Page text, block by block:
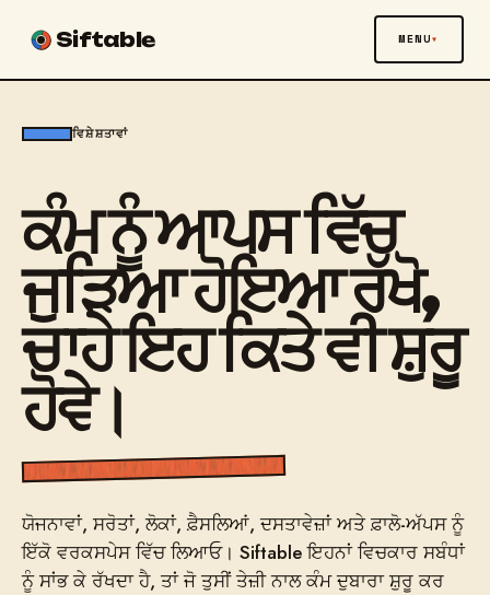
Siftable MENU
ਵਿਸ਼ੇਸ਼ਤਾਵਾਂ
ਕੰਮ ਨੂੰ ਆਪਸ ਵਿੱਚ
ਜੁੜਿਆ ਹੋਇਆ ਰੱਖੋ,
ਚਾਹੇ ਇਹ ਕਿਤੇ ਵੀ ਸ਼ੁਰੂ
ਹੋਵੇ।
ਯੋਜਨਾਵਾਂ, ਸਰੋਤਾਂ, ਲੋਕਾਂ, ਫ਼ੈਸਲਿਆਂ, ਦਸਤਾਵੇਜ਼ਾਂ ਅਤੇ ਫ਼ਾਲੋ-ਅੱਪਸ ਨੂੰ
ਇੱਕੋ ਵਰਕਸਪੇਸ ਵਿੱਚ ਲਿਆਓ। Siftable ਇਹਨਾਂ ਵਿਚਕਾਰ ਸਬੰਧਾਂ
ਨੂੰ ਸਾਂਭ ਕੇ ਰੱਖਦਾ ਹੈ, ਤਾਂ ਜੋ ਤੁਸੀਂ ਤੇਜ਼ੀ ਨਾਲ ਕੰਮ ਦੁਬਾਰਾ ਸ਼ੁਰੂ ਕਰ